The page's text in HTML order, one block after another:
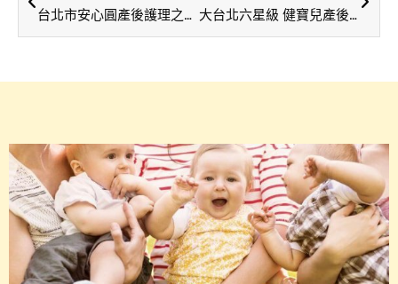
台北市安心圓產後護理之家溫馨宮廷風，以皇家頂級環境滿足孕媽咪的公主心 大台北六星級 健寶兒產後護理之家讓孕媽咪樂於胎胎回娘家